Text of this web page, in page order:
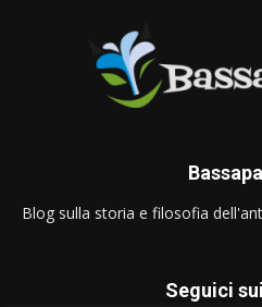
Blog sulla storia e filosofia
Seguici